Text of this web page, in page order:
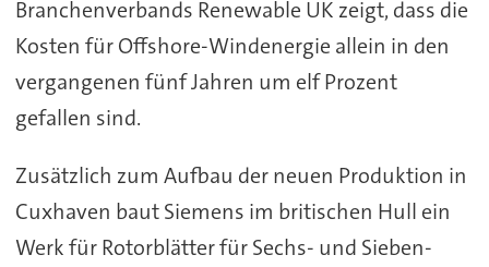
Branchenverbands Renewable UK zeigt, dass die
Kosten für Offshore-Windenergie allein in den
vergangenen fünf Jahren um elf Prozent
gefallen sind.
Zusätzlich zum Aufbau der neuen Produktion in
Cuxhaven baut Siemens im britischen Hull ein
Werk für Rotorblätter für Sechs- und Sieben-